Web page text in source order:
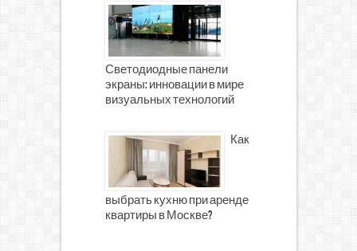
Светодиодные панели
экраны: инновации в мире
визуальных технологий
Как
выбрать кухню при аренде
квартиры в Москве?